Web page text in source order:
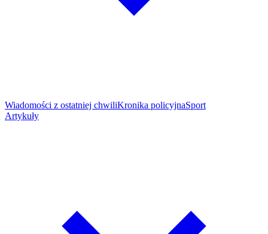
Wiadomości z ostatniej chwiliKronika policyjnaSport
Artykuły